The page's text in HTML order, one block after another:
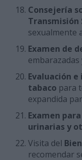
Consejería
Transmisión
sexualmente
Examen de
Evaluación
tabaco para
expandida
Examen
urinarias y
Visita del
recomendar